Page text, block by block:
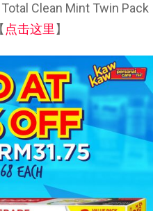
Clean Mint Twin Pack
点击这里 】